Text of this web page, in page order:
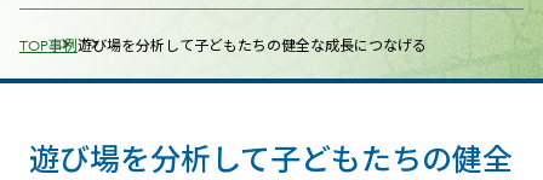
Breadcrumbs
TOP事例遊び場を分析して子どもたちの健全な成長につなげる
遊び場を分析して子どもたちの健全